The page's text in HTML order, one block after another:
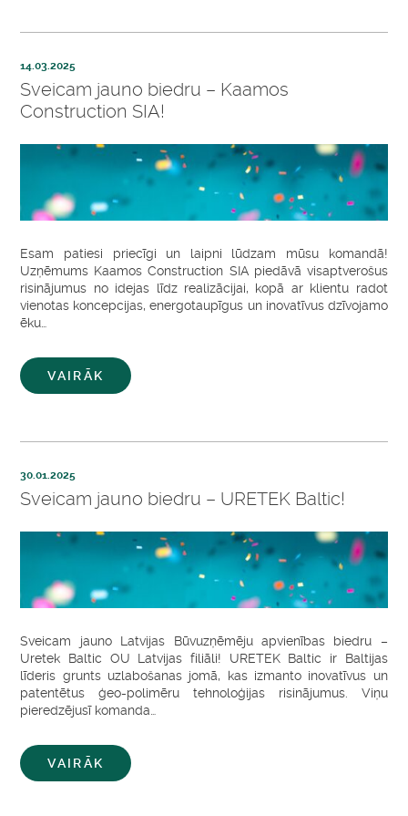
14.03.2025
Sveicam jauno biedru – Kaamos
Construction SIA!
Esam patiesi priecīgi un laipni lūdzam mūsu komandā!
Uzņēmums Kaamos Construction SIA piedāvā visaptverošus
risinājumus no idejas līdz realizācijai, kopā ar klientu radot
vienotas koncepcijas, energotaupīgus un inovatīvus dzīvojamo
ēku…
VAIRĀK
30.01.2025
Sveicam jauno biedru – URETEK Baltic!
Sveicam jauno Latvijas Būvuzņēmēju apvienības biedru –
Uretek Baltic OU Latvijas filiāli! URETEK Baltic ir Baltijas
līderis grunts uzlabošanas jomā, kas izmanto inovatīvus un
patentētus ģeo-polimēru tehnoloģijas risinājumus. Viņu
pieredzējusī komanda…
VAIRĀK